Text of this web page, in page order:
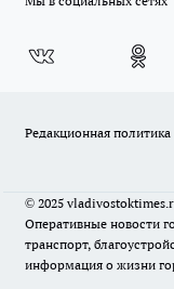
Редакционная политика
© 2025
Оперативные новости
транспорт,
информация о жизни